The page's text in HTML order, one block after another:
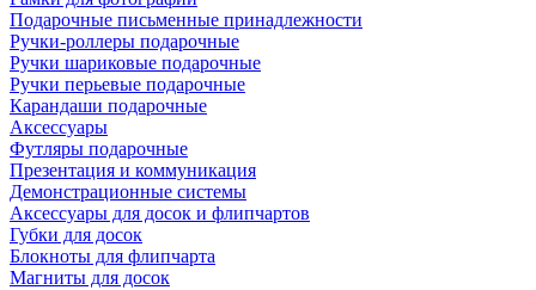
Подарочные письменные принадлежности
Ручки-роллеры подарочные
Ручки шариковые подарочные
Ручки перьевые подарочные
Карандаши подарочные
Аксессуары
Футляры подарочные
Презентация и коммуникация
Демонстрационные системы
Аксессуары для досок и флипчартов
Губки для досок
Блокноты для флипчарта
Магниты для досок